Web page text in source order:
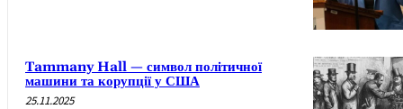
Tammany Hall — символ політичної
машини та корупції у США
25.11.2025